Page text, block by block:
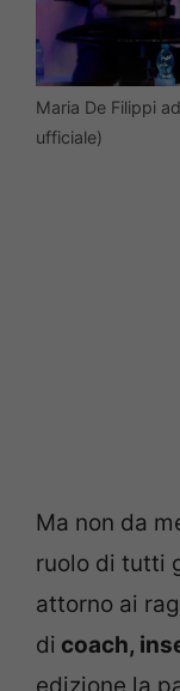
Maria De Filippi
ufficiale)
Ma non da
ruolo di tutti
attorno ai
di coach,